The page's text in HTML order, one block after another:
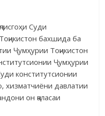
Суди
бахшида ба
Ҷумҳурии Тоҷикистон
Ҷумҳурии
конститутсионии
хизматчиёни давлатии
он ҷаласаи